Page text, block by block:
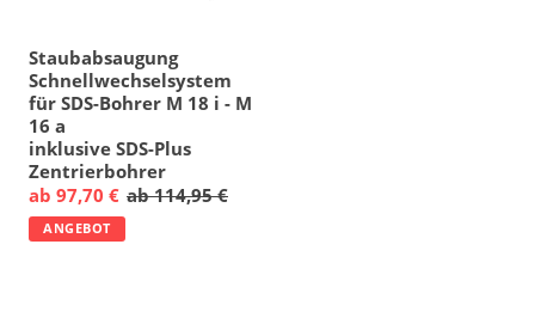
Staubabsaugung
Schnellwechselsystem
für SDS-Bohrer M 18 i - M
16 a
inklusive SDS-Plus
Zentrierbohrer
ab 97,70 € ab 114,95 €
ANGEBOT